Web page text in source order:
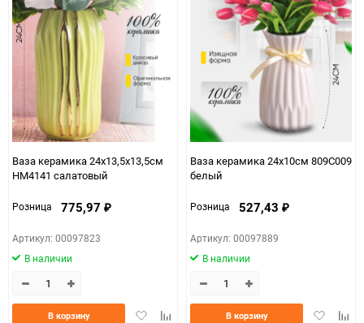
Ваза керамика 24х13,5х13,5см
HM4141 салатовый
Розница 775,97 ₽
Артикул: 00097823
В наличии
ДобавитьДобавить
В корзину
Ваза керамика 24х10см 809C009
белый
Розница 527,43 ₽
Артикул: 00097889
В наличии
Добавить
В корзину